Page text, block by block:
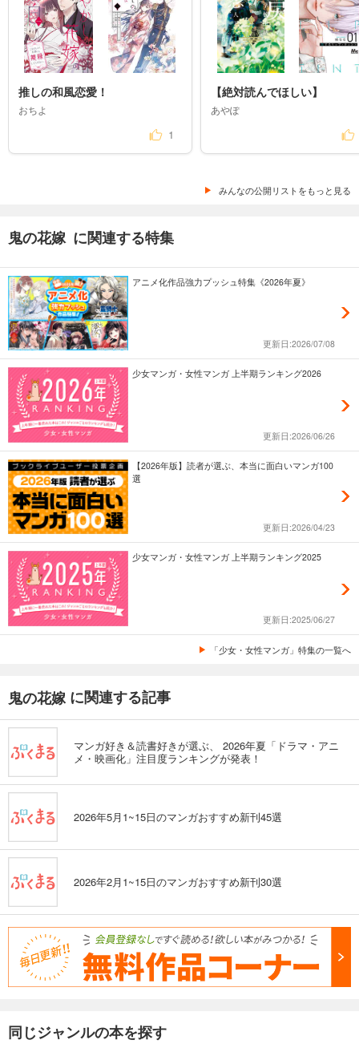
推しの和風恋愛！
おちよ
1
【絶対読んでほしい】
あやぽ
みんなの公開リストをもっと見る
鬼の花嫁 に関連する特集
アニメ化作品強力プッシュ特集《2026年夏》
更新日:2026/07/08
少女マンガ・女性マンガ 上半期ランキング2026
更新日:2026/06/26
【2026年版】読者が選ぶ、本当に面白いマンガ100
選
更新日:2026/04/23
少女マンガ・女性マンガ 上半期ランキング2025
更新日:2025/06/27
「少女・女性マンガ」特集の一覧へ
鬼の花嫁 に関連する記事
マンガ好き＆読書好きが選ぶ、 2026年夏「ドラマ・アニ
メ・映画化」注目度ランキングが発表！
2026年5月1~15日のマンガおすすめ新刊45選
2026年2月1~15日のマンガおすすめ新刊30選
同じジャンルの本を探す